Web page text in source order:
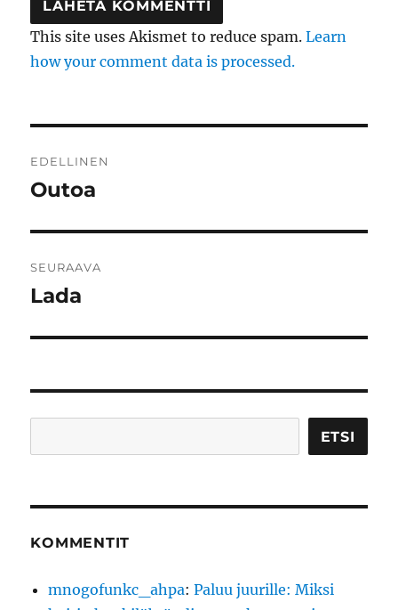
This site uses Akismet to reduce spam.Learn
how your comment data is processed.
selaus
EDELLINEN
Edellinen
Outoa
SEURAAVA
Seuraava
Lada
ETSI
KOMMENTIT
mnogofunkc_ahpa:Paluu juurille: Miksi